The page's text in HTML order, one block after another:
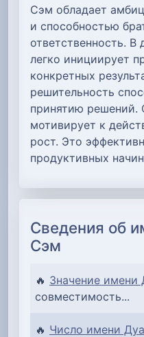
Сэм обладает
и способностью
ответственность. В
легко инициирует
конкретных
решительность
принятию решений.
мотивирует к
рост. Это
продуктивных
Сведения об
Сэм
🔥 Значение имени
совместимость...
🔥 Число имени